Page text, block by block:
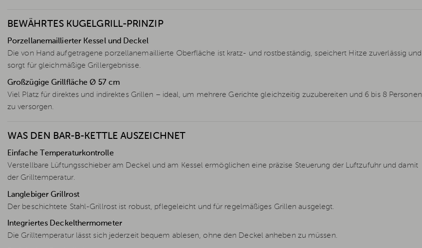
BEWÄHRTES KUGELGRILL-PRINZIP
Porzellanemaillierter Kessel und Deckel
Die von Hand aufgetragene porzellanemaillierte Oberfläche ist kratz- und rostbeständig, speichert Hitze zuverlässig und
sorgt für gleichmäßige Grillergebnisse.
Großzügige Grillfläche Ø 57 cm
Viel Platz für direktes und indirektes Grillen – ideal, um mehrere Gerichte gleichzeitig zuzubereiten und 6 bis 8 Personen
zu versorgen.
WAS DEN BAR-B-KETTLE AUSZEICHNET
Einfache Temperaturkontrolle
Verstellbare Lüftungsschieber am Deckel und am Kessel ermöglichen eine präzise Steuerung der Luftzufuhr und damit
der Grilltemperatur.
Langlebiger Grillrost
Der beschichtete Stahl-Grillrost ist robust, pflegeleicht und für regelmäßiges Grillen ausgelegt.
Integriertes Deckelthermometer
Die Grilltemperatur lässt sich jederzeit bequem ablesen, ohne den Deckel anheben zu müssen.